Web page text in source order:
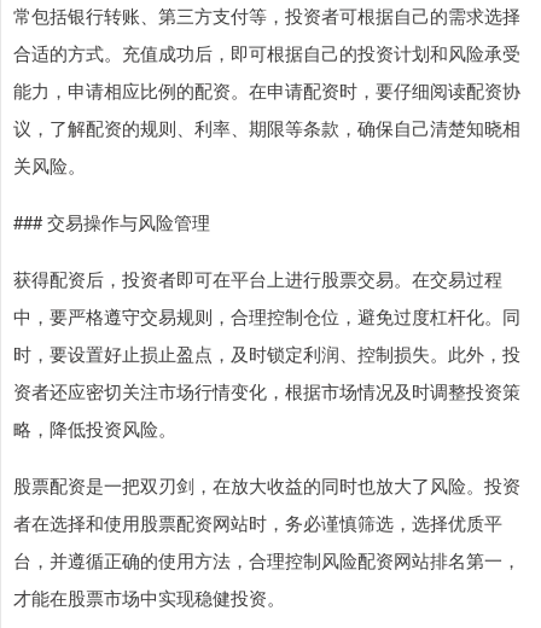
常包括银行转账、第三方支付等，投资者可根据自己的需求选择
合适的方式。充值成功后，即可根据自己的投资计划和风险承受
能力，申请相应比例的配资。在申请配资时，要仔细阅读配资协
议，了解配资的规则、利率、期限等条款，确保自己清楚知晓相
关风险。
### 交易操作与风险管理
获得配资后，投资者即可在平台上进行股票交易。在交易过程
中，要严格遵守交易规则，合理控制仓位，避免过度杠杆化。同
时，要设置好止损止盈点，及时锁定利润、控制损失。此外，投
资者还应密切关注市场行情变化，根据市场情况及时调整投资策
略，降低投资风险。
股票配资是一把双刃剑，在放大收益的同时也放大了风险。投资
者在选择和使用股票配资网站时，务必谨慎筛选，选择优质平
台，并遵循正确的使用方法，合理控制风险配资网站排名第一，
才能在股票市场中实现稳健投资。